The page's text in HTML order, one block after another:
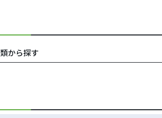
から探す